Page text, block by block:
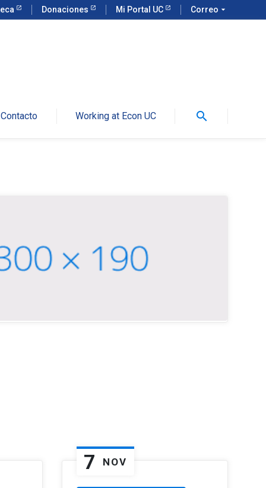
Donaciones Mi Portal UC Correo arrow_drop_down
Contacto Working at Econ UC search
7 NOV